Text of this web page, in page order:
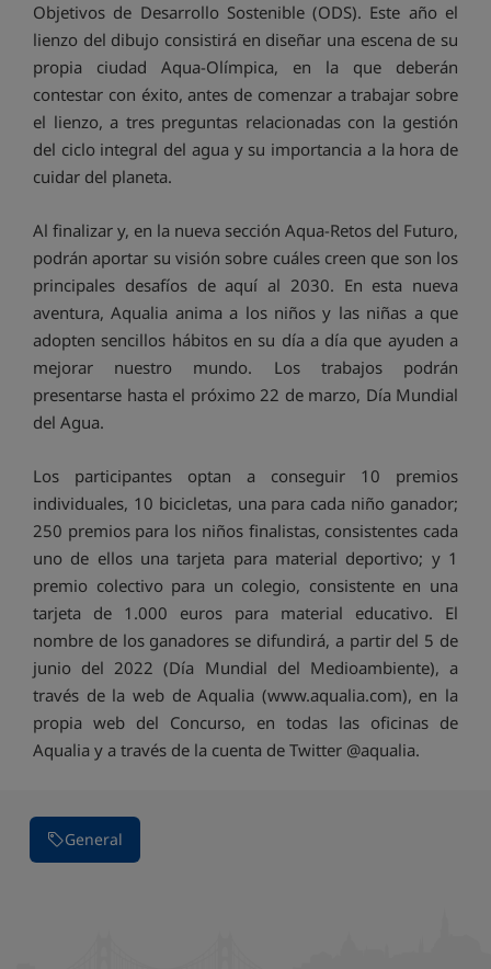
Objetivos de Desarrollo Sostenible (ODS). Este año el
lienzo del dibujo consistirá en diseñar una escena de su
propia ciudad Aqua-Olímpica, en la que deberán
contestar con éxito, antes de comenzar a trabajar sobre
el lienzo, a tres preguntas relacionadas con la gestión
del ciclo integral del agua y su importancia a la hora de
cuidar del planeta.
Al finalizar y, en la nueva sección Aqua-Retos del Futuro,
podrán aportar su visión sobre cuáles creen que son los
principales desafíos de aquí al 2030. En esta nueva
aventura, Aqualia anima a los niños y las niñas a que
adopten sencillos hábitos en su día a día que ayuden a
mejorar nuestro mundo. Los trabajos podrán
presentarse hasta el próximo 22 de marzo, Día Mundial
del Agua.
Los participantes optan a conseguir 10 premios
individuales, 10 bicicletas, una para cada niño ganador;
250 premios para los niños finalistas, consistentes cada
uno de ellos una tarjeta para material deportivo; y 1
premio colectivo para un colegio, consistente en una
tarjeta de 1.000 euros para material educativo. El
nombre de los ganadores se difundirá, a partir del 5 de
junio del 2022 (Día Mundial del Medioambiente), a
través de la web de Aqualia (www.aqualia.com), en la
propia web del Concurso, en todas las oficinas de
Aqualia y a través de la cuenta de Twitter @aqualia.
General